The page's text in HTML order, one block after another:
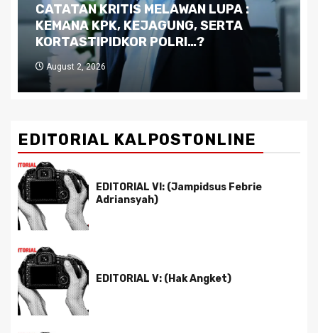
Dilema Kaltim di Tengah Krisis:
Kutukan Sumber Daya Alam dan
Pemimpin yang Tak Kreatif
July 29, 2026
EDITORIAL KALPOSTONLINE
EDITORIAL VI: (Jampidsus Febrie
Adriansyah)
EDITORIAL V: (Hak Angket)